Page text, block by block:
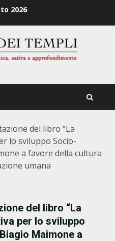
2026
del libro “La
lo sviluppo Socio-
a favore della cultura
umana
del libro “La
per lo sviluppo
Maimone a